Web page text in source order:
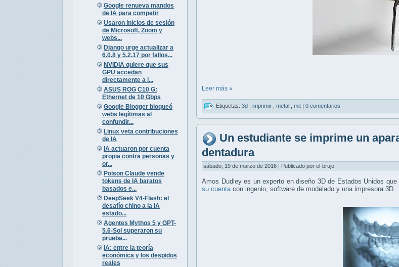
Google renueva mandos
de IA para competir
Usaron inicios de sesión
de Microsoft, Zoom y
webs...
Django urge actualizar a
6.0.8 y 5.2.17 por fallos...
NVIDIA quiere que sus
GPU accedan
directamente a l...
ASUS ROG C10 G:
Ethernet de 10 Gbps
Google Blogger bloqueó
webs legítimas al
confundir...
Linux veta contribuciones
de IA
IA actuaron por cuenta
propia contra personas y
or...
Poison Claude vende
tokens de IA baratos
basados e...
DeepSeek V4-Flash: el
desafío chino a la IA
estado...
Agentes Mythos 5 y GPT-
5.6-Sol superaron su
prueba...
IA: entre la teoría
económica y los despidos
reales
Leer más »
Etiquetas: 3d imprimir metal mit | 0 comentarios
Un estudiante se imprime un
dentadura
sábado, 19 de marzo de 2016 | Publicado por el-brujo
Amos Dudley es un experto en diseño 3D de Estados Unidos
su cuentacon ingenio, software de modelado y una impresora 3D.